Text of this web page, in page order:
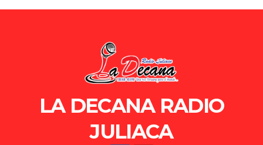
LA DECANA RADIO
JULIACA